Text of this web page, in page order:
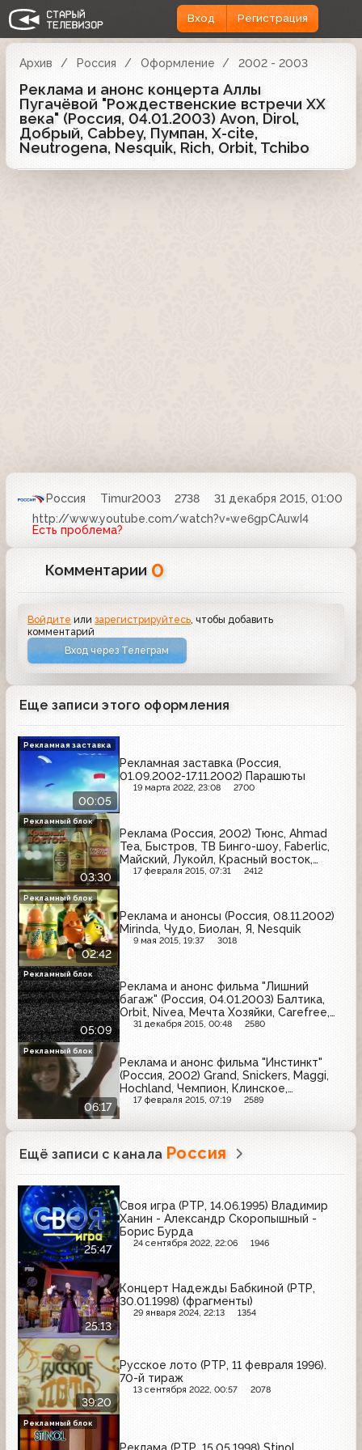
Вход Регистрация
Архив Россия Оформление 2002 - 2003
Реклама и анонс концерта Аллы
Пугачёвой "Рождественские встречи XX
века" (Россия, 04.01.2003) Avon, Dirol,
Добрый, Cabbey, Пумпан, X-cite,
Neutrogena, Nesquik, Rich, Orbit, Tchibo
Россия Timur2003 2738
31 декабря 2015, 01:00
http://www.youtube.com/watch?v=we6gpCAuwI4
Есть проблема?
Комментарии 0
Войдите илизарегистрируйтесь , чтобы добавить
комментарий
Вход через Телеграм
Еще записи этого оформления
00:05
Рекламная заставка (Россия,
01.09.2002-17.11.2002) Парашюты
19 марта 2022, 23:08 2700
Рекламная заставка
03:30
Реклама (Россия, 2002) Тюнс, Ahmad
Tea, Быстров, ТВ Бинго-шоу, Faberlic,
Майский, Лукойл, Красный восток,
Терафлю
17 февраля 2015, 07:31 2412
Рекламный блок
02:42
Реклама и анонсы (Россия, 08.11.2002)
Mirinda, Чудо, Биолан, Я, Nesquik
9 мая 2015, 19:37 3018
Рекламный блок
05:09
Реклама и анонс фильма "Лишний
багаж" (Россия, 04.01.2003) Балтика,
Orbit, Nivea, Мечта Хозяйки, Carefree,
Stimorol, J7, Huggies, T/Gel, X-cite,
31 декабря 2015, 00:48 2580
Рекламный блок
06:17
Реклама и анонс фильма "Инстинкт"
(Россия, 2002) Grand, Snickers, Maggi,
Hochland, Чемпион, Клинское,
Panasonic, Слобода, Sisi, Билайн, Море
17 февраля 2015, 07:19 2589
Рекламный блок
Ещё записи с канала Россия
25:47
Своя игра (РТР, 14.06.1995) Владимир
Ханин - Александр Скоропышный -
Борис Бурда
24 сентября 2022, 22:06 1946
25:13
Концерт Надежды Бабкиной (РТР,
30.01.1998) (фрагменты)
29 января 2024, 22:13 1354
39:20
Русское лото (РТР, 11 февраля 1996).
70-й тираж
13 сентября 2022, 00:57 2078
Рекламный блок